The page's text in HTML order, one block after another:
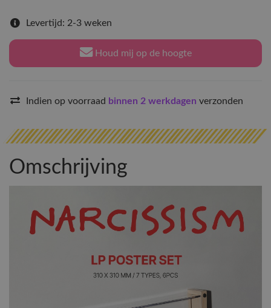
Levertijd: 2-3 weken
Houd mij op de hoogte
Indien op voorraad binnen 2 werkdagen verzonden
Omschrijving